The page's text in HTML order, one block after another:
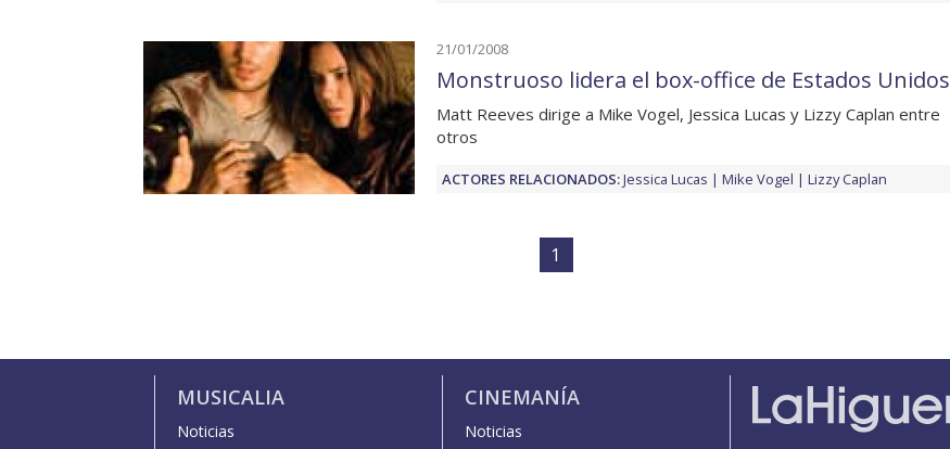
21/01/2008
Monstruoso lidera el box-office de Estados Unidos
Matt Reeves dirige a Mike Vogel, Jessica Lucas y Lizzy Caplan entre
otros
ACTORES RELACIONADOS:Jessica Lucas Mike Vogel Lizzy Caplan
1
MUSICALIA
Noticias
CINEMANÍA
Noticias